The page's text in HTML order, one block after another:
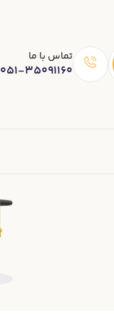
تماس با ما
051-35091160